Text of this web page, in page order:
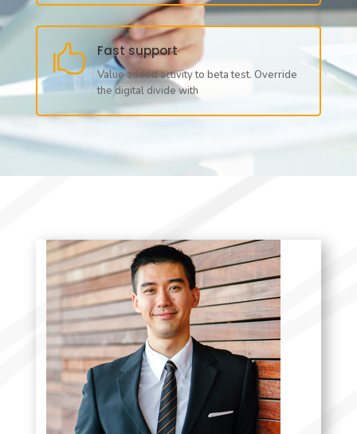
 Fast support
Value added activity to beta test. Override
the digital divide with